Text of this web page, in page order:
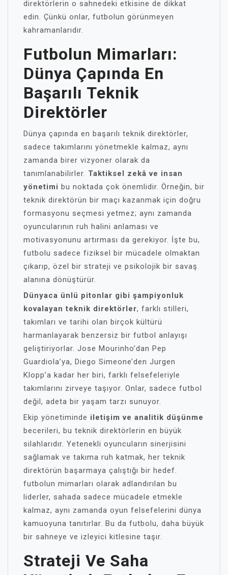
direktörlerin o sahnedeki etkisine de dikkat
edin. Çünkü onlar, futbolun görünmeyen
kahramanlarıdır.
Futbolun Mimarları:
Dünya Çapında En
Başarılı Teknik
Direktörler
Dünya çapında en başarılı teknik direktörler,
sadece takımlarını yönetmekle kalmaz, aynı
zamanda birer vizyoner olarak da
tanımlanabilirler. Taktiksel zekâ ve insan
yönetimi bu noktada çok önemlidir. Örneğin, bir
teknik direktörün bir maçı kazanmak için doğru
formasyonu seçmesi yetmez; aynı zamanda
oyuncularının ruh halini anlaması ve
motivasyonunu artırması da gerekiyor. İşte bu,
futbolu sadece fiziksel bir mücadele olmaktan
çıkarıp, özel bir strateji ve psikolojik bir savaş
alanına dönüştürür.
Dünyaca ünlü pitonlar gibi şampiyonluk
kovalayan teknik direktörler, farklı stilleri,
takımları ve tarihi olan birçok kültürü
harmanlayarak benzersiz bir futbol anlayışı
geliştiriyorlar. Jose Mourinho’dan Pep
Guardiola’ya, Diego Simeone’den Jurgen
Klopp’a kadar her biri, farklı felsefeleriyle
takımlarını zirveye taşıyor. Onlar, sadece futbol
değil, adeta bir yaşam tarzı sunuyor.
Ekip yönetiminde iletişim ve analitik düşünme
becerileri, bu teknik direktörlerin en büyük
silahlarıdır. Yetenekli oyuncuların sinerjisini
sağlamak ve takıma ruh katmak, her teknik
direktörün başarmaya çalıştığı bir hedef.
futbolun mimarları olarak adlandırılan bu
liderler, sahada sadece mücadele etmekle
kalmaz, aynı zamanda oyun felsefelerini dünya
kamuoyuna tanıtırlar. Bu da futbolu, daha büyük
bir sahneye ve izleyici kitlesine taşır.
Strateji Ve Saha